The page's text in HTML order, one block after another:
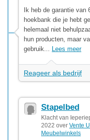
Ik heb de garantie van
hoekbank die je hebt
helemaal niet
hun producten, maar
gebruik... Lees meer
Reageer als bedrijf
Stapelbed
Klacht van
2022 over Vente
Meubelwinkels